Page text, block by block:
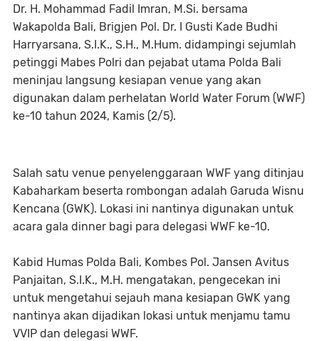
Dr. H. Mohammad Fadil Imran, M.Si. bersama
Wakapolda Bali, Brigjen Pol. Dr. I Gusti Kade Budhi
Harryarsana, S.I.K., S.H., M.Hum. didampingi sejumlah
petinggi Mabes Polri dan pejabat utama Polda Bali
meninjau langsung kesiapan venue yang akan
digunakan dalam perhelatan World Water Forum (WWF)
ke-10 tahun 2024, Kamis (2/5).
Salah satu venue penyelenggaraan WWF yang ditinjau
Kabaharkam beserta rombongan adalah Garuda Wisnu
Kencana (GWK). Lokasi ini nantinya digunakan untuk
acara gala dinner bagi para delegasi WWF ke-10.
Kabid Humas Polda Bali, Kombes Pol. Jansen Avitus
Panjaitan, S.I.K., M.H. mengatakan, pengecekan ini
untuk mengetahui sejauh mana kesiapan GWK yang
nantinya akan dijadikan lokasi untuk menjamu tamu
VVIP dan delegasi WWF.